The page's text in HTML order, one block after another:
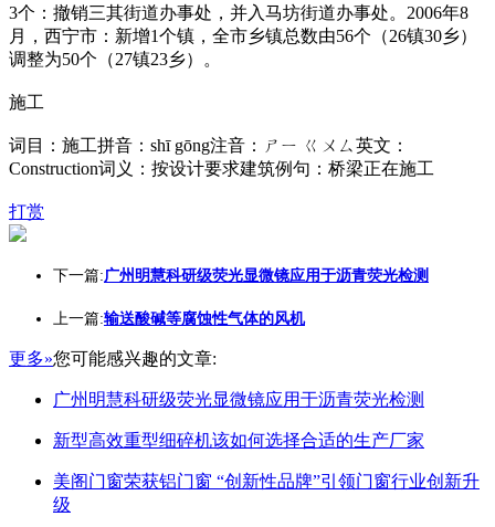
3个：撤销三其街道办事处，并入马坊街道办事处。2006年8
月，西宁市：新增1个镇，全市乡镇总数由56个（26镇30乡）
调整为50个（27镇23乡）。
施工
词目：施工拼音：shī gōng注音：ㄕㄧ ㄍㄨㄙ英文：
Construction词义：按设计要求建筑例句：桥梁正在施工
打赏
下一篇:广州明慧科研级荧光显微镜应用于沥青荧光检测
上一篇:输送酸碱等腐蚀性气体的风机
更多»您可能感兴趣的文章:
广州明慧科研级荧光显微镜应用于沥青荧光检测
新型高效重型细碎机该如何选择合适的生产厂家
美阁门窗荣获铝门窗 “创新性品牌”引领门窗行业创新升
级